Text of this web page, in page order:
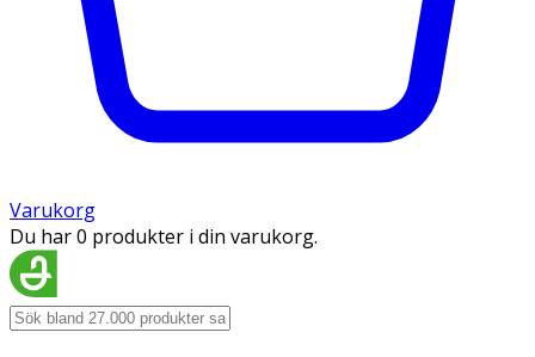
Varukorg
Du har 0 produkter i din varukorg.